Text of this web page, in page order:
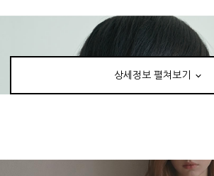
상세정보 펼쳐보기